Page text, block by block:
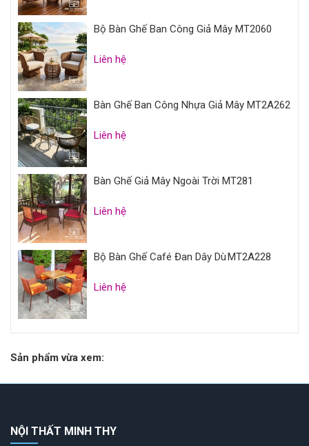
Bộ Bàn Ghế Ban Công Giả Mây MT2060
Liên hệ
Bàn Ghế Ban Công Nhựa Giả Mây MT2A262
Liên hệ
Bàn Ghế Giả Mây Ngoài Trời MT281
Liên hệ
Bộ Bàn Ghế Café Đan Dây Dù MT2A228
Liên hệ
Sản phẩm vừa xem:
NỘI THẤT MINH THY